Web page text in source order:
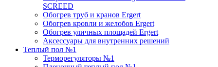
SCREED
Обогрев труб и кранов Ergert
Обогрев кровли и желобов Ergert
Обогрев уличных площадей Ergert
Аксессуары для внутренних решений
Теплый пол №1
Терморегуляторы №1